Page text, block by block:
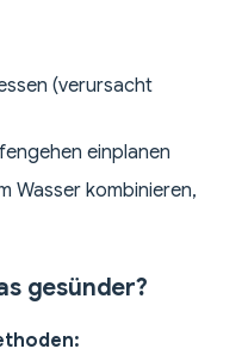
(verursacht
einplanen
Wasser kombinieren,
gesünder?